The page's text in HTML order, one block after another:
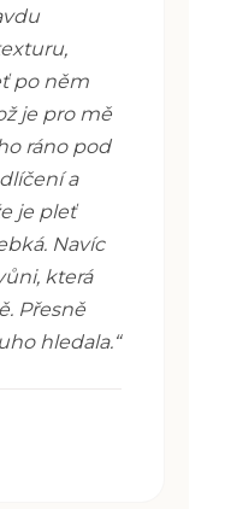
po něm
je pro mě
ráno pod
a
je pleť
Navíc
která
Přesně
hledala.“